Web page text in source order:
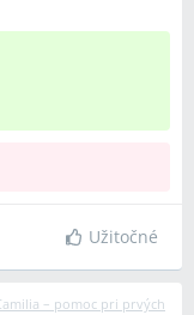
Užitočné
– pomoc pri prvých